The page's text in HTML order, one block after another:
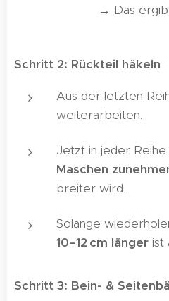
→ Das
Schritt 2: Rückteil häkeln
Aus der letzten
weiterarbeiten.
Jetzt in jeder Reihe
Maschen
breiter wird.
Solange
10–12 cm länger ist
Schritt 3: Bein- &